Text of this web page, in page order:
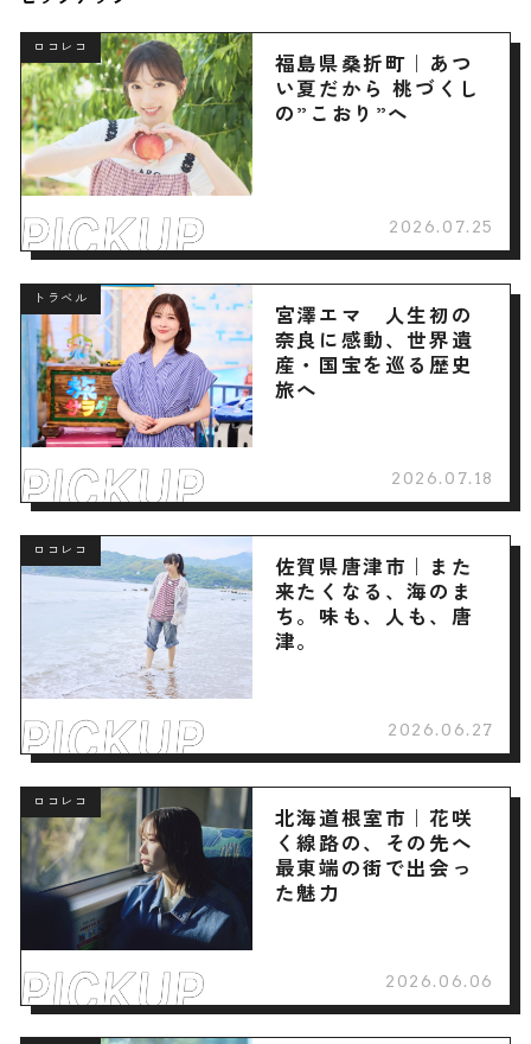
ロコレコ
福島県桑折町｜あつ
い夏だから 桃づくし
の”こおり”へ
2026.07.25
トラベル
宮澤エマ 人生初の
奈良に感動、世界遺
産・国宝を巡る歴史
旅へ
2026.07.18
ロコレコ
佐賀県唐津市｜また
来たくなる、海のま
ち。味も、人も、唐
津。
2026.06.27
ロコレコ
北海道根室市｜花咲
く線路の、その先へ
最東端の街で出会っ
た魅力
2026.06.06